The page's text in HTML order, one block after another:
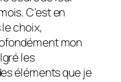
C’est en
choix,
mon
les
éléments que je